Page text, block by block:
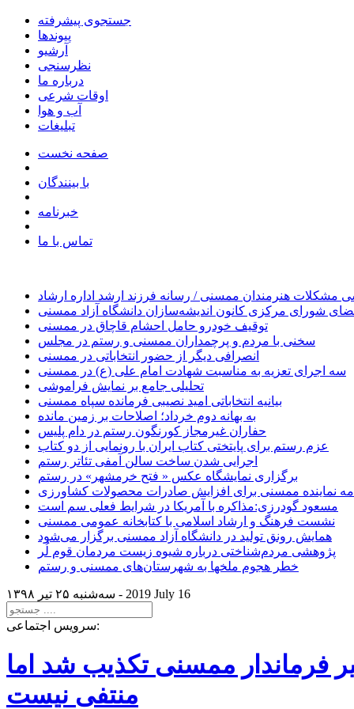
جستجوی پیشرفته
پیوندها
آرشیو
نظرسنجی
درباره ما
اوقات شرعی
آب و هوا
تبلیغات
صفحه نخست
با بینندگان
خبرنامه
تماس با ما
مشکلات هنرمندان ممسنی / رسانه فرزند ارشد اداره ارشاد
شورای مرکزی کانون اندیشه‌سازان دانشگاه آزاد ممسنی
توقیف خودرو حامل احشام قاچاق در ممسنی
سخنی با مردم و پرچمداران ممسنی و رستم در مجلس
انصرافی دیگر از حضور انتخاباتی در ممسنی
سه اجرای تعزیه به مناسبت شهادت امام علی (ع) در ممسنی
تحلیلی جامع بر نمایش فراموشی
بیانیه انتخاباتی امید نصیبی فرمانده سپاه ممسنی
به بهانه دوم خرداد؛ اصلاحات بر زمین مانده
حفاران غیرمجاز کورنگون رستم در دام پلیس
عزم رستم برای پایتختی کتاب ایران با رونمایی از دو کتاب
اجرایی شدن ساخت سالن آمفی تئاتر رستم
برگزاری نمایشگاه عکس « فتح خرمشهر» در رستم
نماینده ممسنی برای افزایش صادرات محصولات کشاورزی
مسعود گودرزی:مذاکره با آمریکا در شرایط فعلی سم است
نشست فرهنگ و ارشاد اسلامی با کتابخانه عمومی ممسنی
همایش رونق تولید در دانشگاه آزاد ممسنی برگزار می‌شود
پژوهشی مردم‌شناختی درباره شیوه زیست مردمان قوم لُر
خطر هجوم ملخها به شهرستان‌های ممسنی و رستم
سه‌شنبه ۲۵ تير ۱۳۹۸ - 2019 July 16
سرویس اجتماعی:
فرماندار ممسنی تکذیب شد اما
منتفی نیست